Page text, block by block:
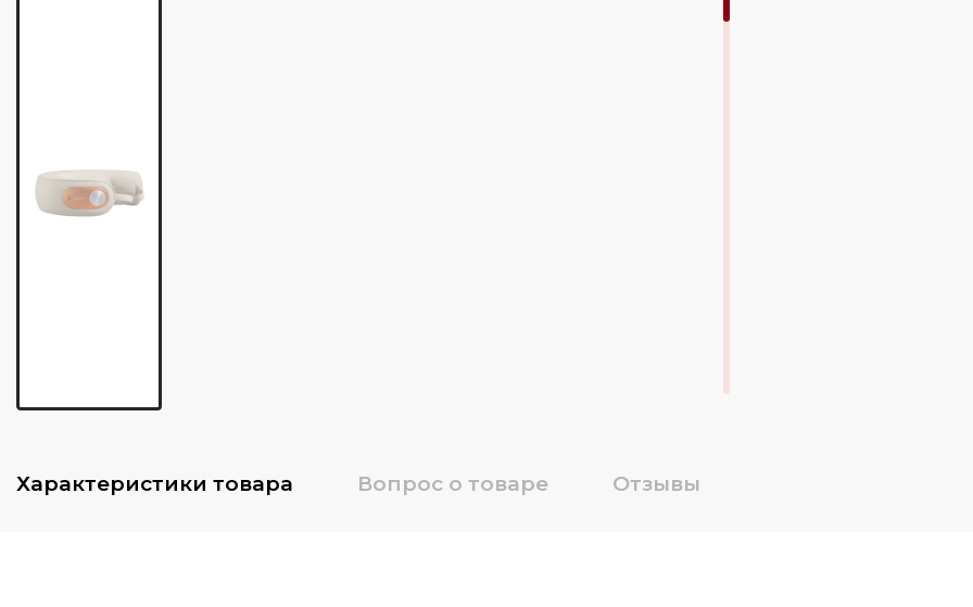
Характеристики товара Вопрос о товаре Отзывы